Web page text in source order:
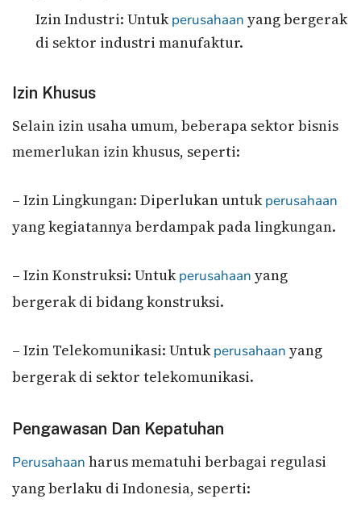
Izin Industri: Untukperusahaan yang bergerak
di sektor industri manufaktur.
Izin Khusus
Selain izin usaha umum, beberapa sektor bisnis
memerlukan izin khusus, seperti:
– Izin Lingkungan: Diperlukan untukperusahaan
yang kegiatannya berdampak pada lingkungan.
– Izin Konstruksi: Untukperusahaan yang
bergerak di bidang konstruksi.
– Izin Telekomunikasi: Untukperusahaan yang
bergerak di sektor telekomunikasi.
Pengawasan Dan Kepatuhan
Perusahaan harus mematuhi berbagai regulasi
yang berlaku di Indonesia, seperti: